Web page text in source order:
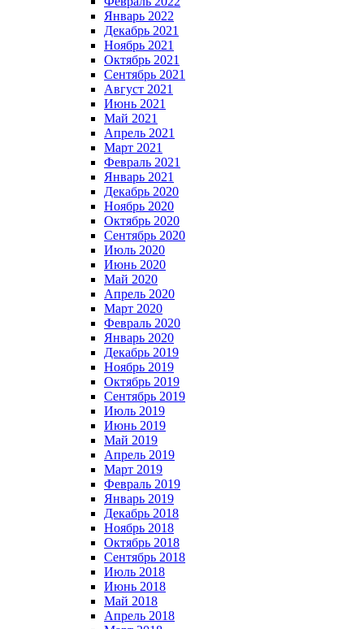
Январь 2022
Декабрь 2021
Ноябрь 2021
Октябрь 2021
Сентябрь 2021
Август 2021
Июнь 2021
Май 2021
Апрель 2021
Март 2021
Февраль 2021
Январь 2021
Декабрь 2020
Ноябрь 2020
Октябрь 2020
Сентябрь 2020
Июль 2020
Июнь 2020
Май 2020
Апрель 2020
Март 2020
Февраль 2020
Январь 2020
Декабрь 2019
Ноябрь 2019
Октябрь 2019
Сентябрь 2019
Июль 2019
Июнь 2019
Май 2019
Апрель 2019
Март 2019
Февраль 2019
Январь 2019
Декабрь 2018
Ноябрь 2018
Октябрь 2018
Сентябрь 2018
Июль 2018
Июнь 2018
Май 2018
Апрель 2018